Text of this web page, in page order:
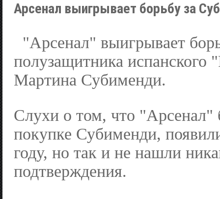
Арсенал выигрывает борьбу за
"Арсенал" выигрывает
полузащитника испанского
Мартина Субименди.
Слухи о том, что "Арсенал"
покупке Субименди,
году, но так и не нашли
подтверждения.